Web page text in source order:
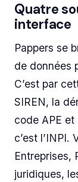
Quatre
interface
Pappers se
de données
C’est par
SIREN, la
code APE et
c’est l’INPI.
Entreprises,
juridiques,